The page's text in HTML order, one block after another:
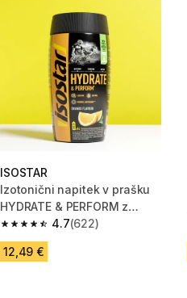
ISOSTAR
Izotonični napitek v prašku
HYDRATE & PERFORM z
okusom pomaranče (560 g)
4.7
4.7 od 5 zvezdic from 622 ocene
(622)
12,49 €